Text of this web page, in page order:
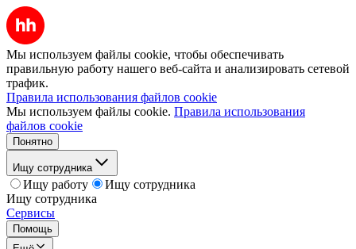
Мы используем файлы cookie, чтобы обеспечивать
правильную работу нашего веб-сайта и анализировать сетевой
трафик.
Правила использования файлов cookie
Мы используем файлы cookie. Правила использования
файлов cookie
Понятно
Ищу сотрудника
Ищу работу
Ищу сотрудника
Ищу сотрудника
Сервисы
Помощь